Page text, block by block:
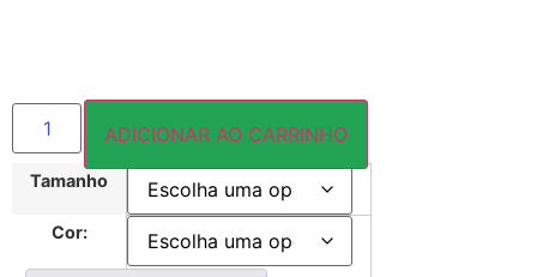
Tamanho
Cor:
ADICIONAR AO CARRINHO